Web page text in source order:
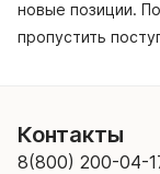
новые позиции.
пропустить
Контакты
8(800) 200-04-